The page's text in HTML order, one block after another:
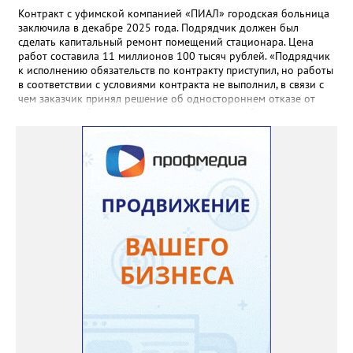
Контракт с уфимской компанией «ПИАЛ» городская больница
заключила в декабре 2025 года. Подрядчик должен был
сделать капитальный ремонт помещений стационара. Цена
работ составила 11 миллионов 100 тысяч рублей. «Подрядчик
к исполнению обязательств по контракту приступил, но работы
в соответствии с условиями контракта не выполнил, в связи с
чем заказчик принял решение об одностороннем отказе от
Челябинском УФАС. Антимонопольная служба приняла
решение включить ООО «ПИАЛ» в реестр недобросовестных
поставщиков. В чёрном списке уфимский подрядчик будет два